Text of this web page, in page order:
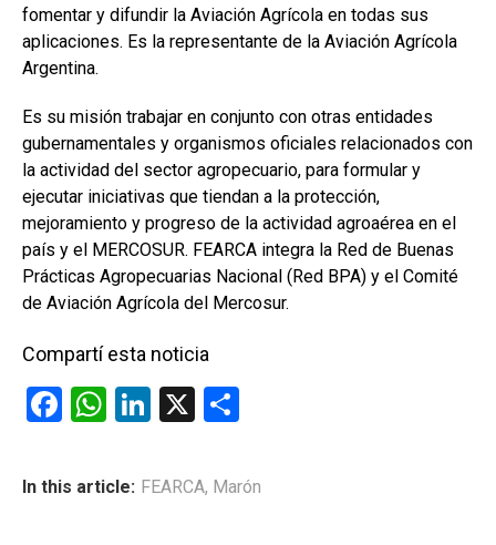
fomentar y difundir la Aviación Agrícola en todas sus
aplicaciones. Es la representante de la Aviación Agrícola
Argentina.
Es su misión trabajar en conjunto con otras entidades
gubernamentales y organismos oficiales relacionados con
la actividad del sector agropecuario, para formular y
ejecutar iniciativas que tiendan a la protección,
mejoramiento y progreso de la actividad agroaérea en el
país y el MERCOSUR. FEARCA integra la Red de Buenas
Prácticas Agropecuarias Nacional (Red BPA) y el Comité
de Aviación Agrícola del Mercosur.
Compartí esta noticia
F
ce
W
at
Li
ke
X
m
In this article: FEARCA, Marón